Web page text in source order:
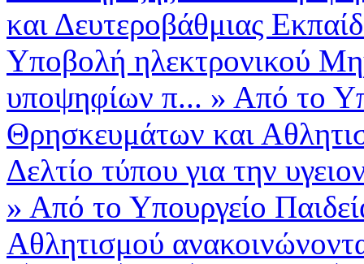
και Δευτεροβάθμιας
Υποβολή ηλεκτρονικού
υποψηφίων π... » Από το
Θρησκευμάτων και
Δελτίο τύπου για την
» Από το Υπουργείο
Αθλητισμού